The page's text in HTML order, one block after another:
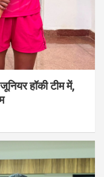
हॉकी टीम में,